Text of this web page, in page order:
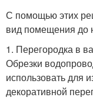
С помощью этих
вид помещения до
1. Перегородка в
Обрезки
использовать для
декоративной